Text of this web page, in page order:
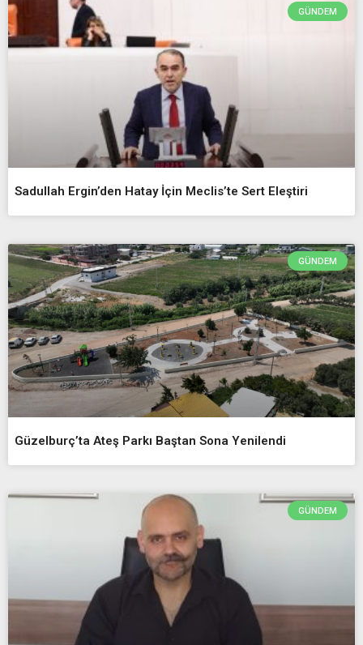
GÜNDEM
Sadullah Ergin’den Hatay İçin Meclis’te Sert Eleştiri
GÜNDEM
Güzelburç’ta Ateş Parkı Baştan Sona Yenilendi
GÜNDEM